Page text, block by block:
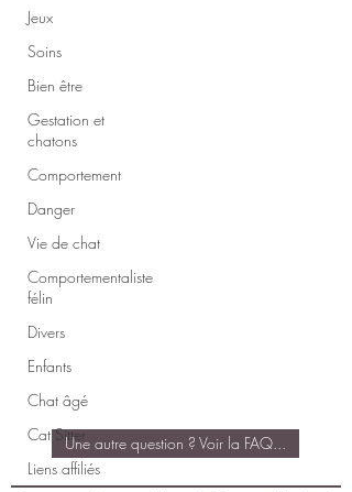
Jeux
Soins
Bien être
Gestation et
chatons
Comportement
Danger
Vie de chat
Comportementaliste
félin
Divers
Enfants
Chat âgé
Cat Sitter
Liens affiliés
Une autre question ? Voir la FAQ...